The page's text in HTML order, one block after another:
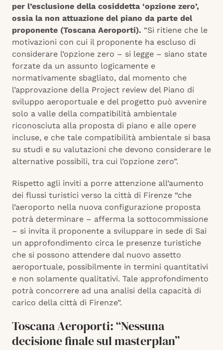
per l’esclusione della cosiddetta ‘opzione zero’,
ossia la non attuazione del piano da parte del
proponente (Toscana Aeroporti). “Si ritiene che le
motivazioni con cui il proponente ha escluso di
considerare l’opzione zero – si legge – siano state
forzate da un assunto logicamente e
normativamente sbagliato, dal momento che
l’approvazione della Project review del Piano di
sviluppo aeroportuale e del progetto può avvenire
solo a valle della compatibilità ambientale
riconosciuta alla proposta di piano e alle opere
incluse, e che tale compatibilità ambientale si basa
su studi e su valutazioni che devono considerare le
alternative possibili, tra cui l’opzione zero”.
Rispetto agli inviti a porre attenzione all’aumento
dei flussi turistici verso la città di Firenze “che
l’aeroporto nella nuova configurazione proposta
potrà determinare – afferma la sottocommissione
– si invita il proponente a sviluppare in sede di Sai
un approfondimento circa le presenze turistiche
che si possono attendere dal nuovo assetto
aeroportuale, possibilmente in termini quantitativi
e non solamente qualitativi. Tale approfondimento
potrà concorrere ad una analisi della capacità di
carico della città di Firenze”.
Toscana Aeroporti: “Nessuna
decisione finale sul masterplan”